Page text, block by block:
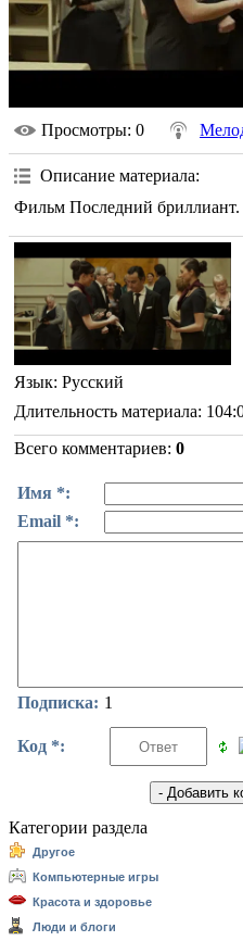
Просмотры: 0
Описание материала:
Фильм Последний бриллиант.
Язык: Русский
Длительность материала:
Всего комментариев: 0
Имя *:
Email *:
Подписка: 1
Код *:
Категории раздела
Другое
Компьютерные игры
Красота и здоровье
Люди и блоги